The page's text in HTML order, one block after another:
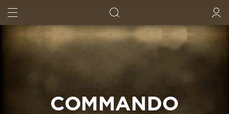
COMMANDO